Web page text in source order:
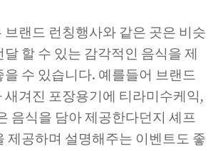
브랜드 런칭행사와 같은 곳은 비슷
할 수 있는 감각적인 음식을 제
을 수 있습니다. 예를들어 브랜드
새겨진 포장용기에 티라미수케익,
음식을 담아 제공한다던지 셰프
제공하며 설명해주는 이벤트도 좋